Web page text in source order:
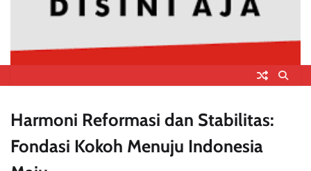
Harmoni Reformasi dan Stabilitas:
Fondasi Kokoh Menuju Indonesia